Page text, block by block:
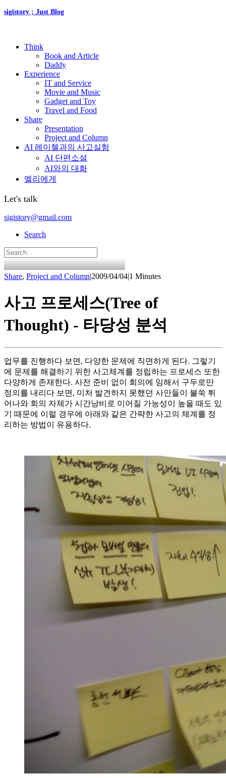
sigistory ; Just Blog
Think
Book and Article
Daddy
Experience
IT and Service
Movie and Music
Gadget and Toy
Travel and Food
Share
Presentation
Project and Column
AI 레이첼과의 사고실험
AI 단편소설
AI와의 대화
엘리에게
Let's talk
sigistory@gmail.com
Search
Share, Project and Column|2009/04/04|1 Minutes
사고 프로세스(Tree of
Thought) - 타당성 분석
업무를 진행하다 보면, 다양한 문제에 직면하게 된다. 그렇기
에 문제를 해결하기 위한 사고체계를 정립하는 프로세스 또한
다양하게 존재한다. 사전 준비 없이 회의에 임해서 구두로만
정의를 내리다 보면, 미처 발견하지 못했던 사안들이 불쑥 튀
어나와 회의 자체가 시간낭비로 이어질 가능성이 높을 때도 있
기 때문에 이럴 경우에 아래와 같은 간략한 사고의 체계를 정
리하는 방법이 유용하다.